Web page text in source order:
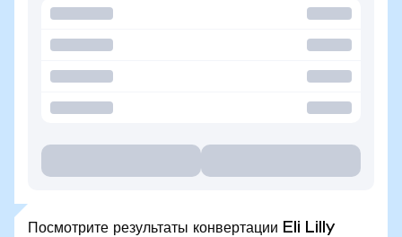
Посмотрите результаты конвертации Eli Lilly